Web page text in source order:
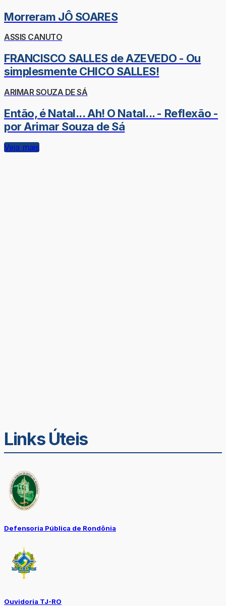
Morreram JÔ SOARES
ASSIS CANUTO
FRANCISCO SALLES de AZEVEDO - Ou
simplesmente CHICO SALLES!
ARIMAR SOUZA DE SÁ
Então, é Natal... Ah! O Natal... - Reflexão -
por Arimar Souza de Sá
Veja mais
Links Úteis
Defensoria Pública de Rondônia
Ouvidoria TJ-RO